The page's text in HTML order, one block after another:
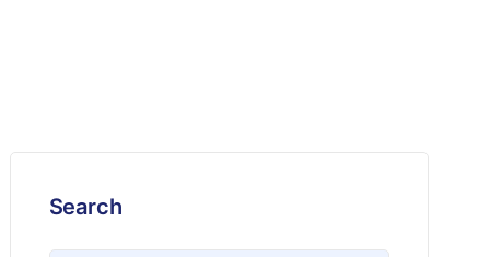
Search